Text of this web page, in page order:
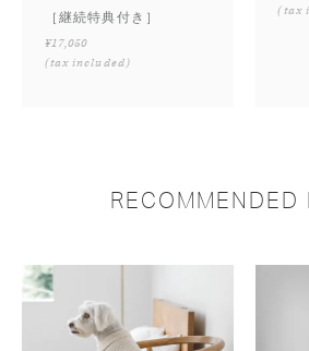
［継続特典付き］
¥17,050
(tax included)
(tax
RECOMMENDED